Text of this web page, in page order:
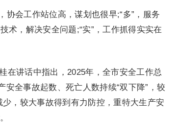
协会工作站位高，谋划也很早;“多”，服务
术，解决安全问题;“实”，工作抓得实实在
在讲话中指出，2025年，全市安全工作总
安全事故起数、死亡人数持续“双下降”，较
，较大事故得到有力防控，重特大生产安